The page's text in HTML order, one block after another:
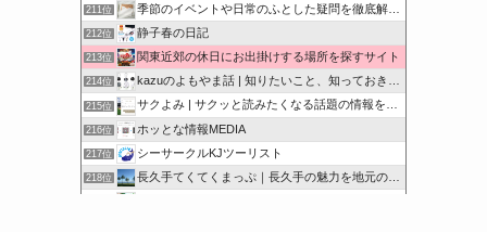
211位 季節のイベントや日常のふとした疑問を徹底解説！
212位 静子春の日記
213位 関東近郊の休日にお出掛けする場所を探すサイト
214位 kazuのよもやま話 | 知りたいこと、知っておきたいこと…
215位 サクよみ | サクッと読みたくなる話題の情報を随時発信！
216位 ホッとな情報MEDIA
217位 シーサークルKJツーリスト
218位 長久手てくてくまっぷ｜長久手の魅力を地元の人と訪れる人に